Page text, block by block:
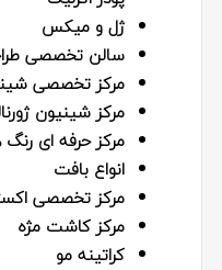
ژل و میکس
سالن تخصصی
مرکز تخصصی
مرکز شینیون
مرکز حرفه ای
انواع بافت
مرکز تخصصی
مرکز کاشت مژه
کراتینه مو